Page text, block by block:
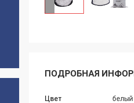
ПОДРОБНАЯ
Цвет белый